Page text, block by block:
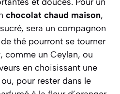
chocolat chaud maison,
sera un compagnon
thé pourront se tourner
, comme un Ceylan, ou
en choisissant une
pour rester dans le